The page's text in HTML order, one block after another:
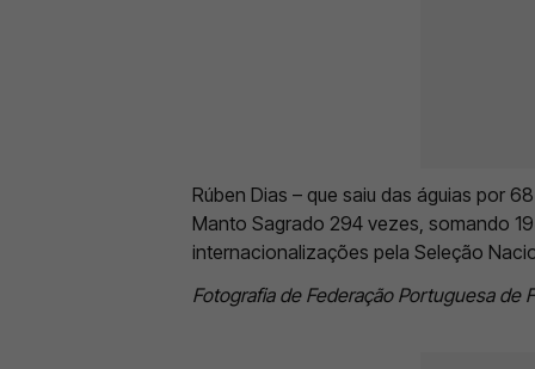
Rúben Dias – que saiu das águias por
Manto Sagrado 294 vezes, somando
internacionalizações pela Seleção
Fotografia de Federação Portuguesa de